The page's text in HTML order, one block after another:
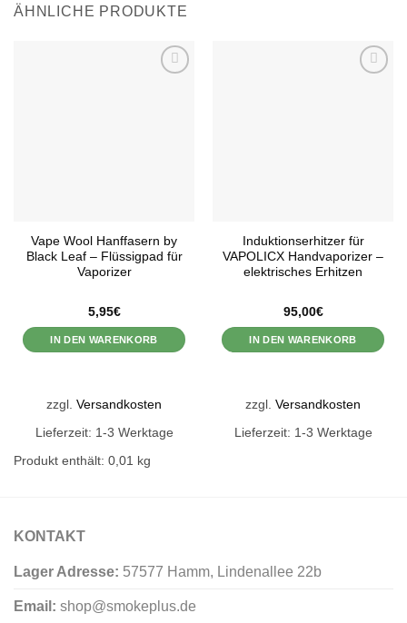
ÄHNLICHE PRODUKTE
Vape Wool Hanffasern by
Black Leaf – Flüssigpad für
Vaporizer
5,95€
IN DEN WARENKORB
zzgl. Versandkosten
Lieferzeit: 1-3 Werktage
Produkt enthält: 0,01 kg
Induktionserhitzer für
VAPOLICX Handvaporizer –
elektrisches Erhitzen
95,00€
IN DEN WARENKORB
zzgl. Versandkosten
Lieferzeit: 1-3 Werktage
KONTAKT
Lager Adresse: 57577 Hamm, Lindenallee 22b
Email: shop@smokeplus.de